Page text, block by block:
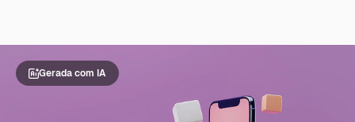
Gerada com IA